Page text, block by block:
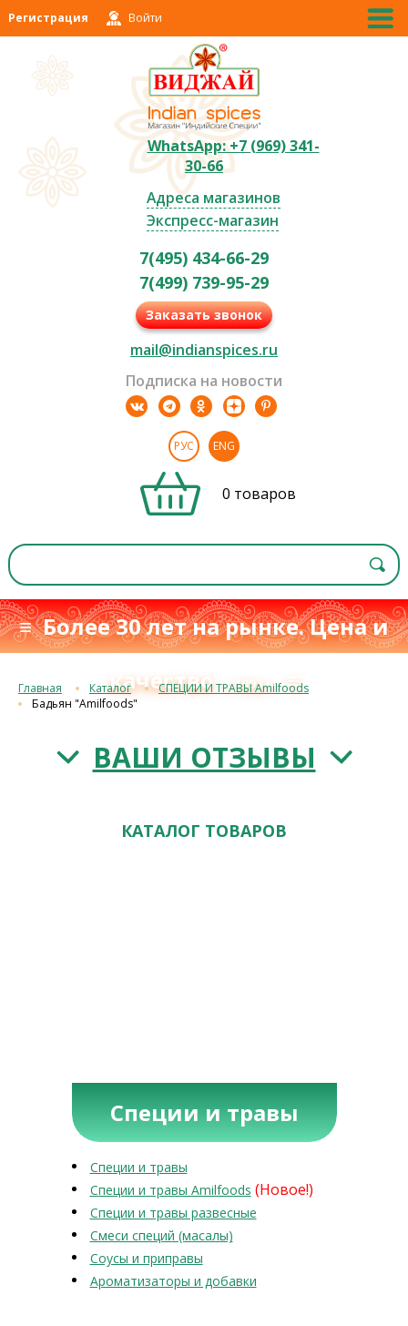
Регистрация Войти
WhatsApp: +7 (969) 341-
30-66
Адреса магазинов
Экспресс-магазин
7(495) 434-66-29
7(499) 739-95-29
Заказать звонок
mail@indianspices.ru
Подписка на новости
РУС ENG
0 товаров
≡ Более 30 лет на рынке. Цена и
качествос 1993 г.≡
Главная Каталог
СПЕЦИИ И ТРАВЫ Amilfoods
Бадьян "Amilfoods"
ВАШИ ОТЗЫВЫ
КАТАЛОГ ТОВАРОВ
Специи и травы
Специи и травы
Специи и травы Amilfoods (Новое!)
Специи и травы развесные
Смеси специй (масалы)
Соусы и приправы
Ароматизаторы и добавки